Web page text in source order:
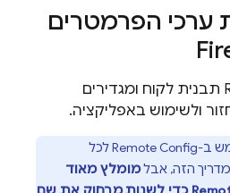
ערכי הפרמטרים
תבנית לקוח ומגדירים
ולשימוש באפליקציה.
ב-Remote Configלכל
הזה, אבלמומלץ מאוד